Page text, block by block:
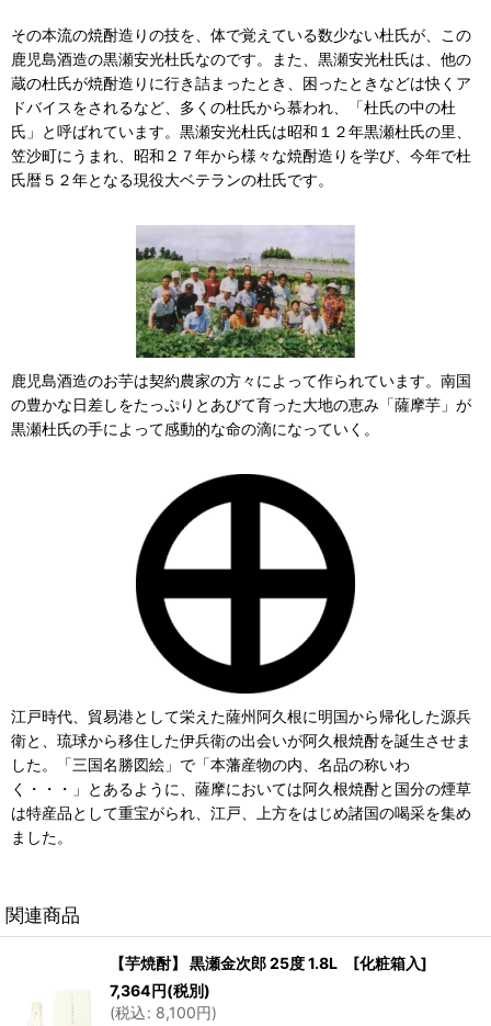
その本流の焼酎造りの技を、体で覚えている数少ない杜氏が、この
鹿児島酒造の黒瀬安光杜氏なのです。また、黒瀬安光杜氏は、他の
蔵の杜氏が焼酎造りに行き詰まったとき、困ったときなどは快くア
ドバイスをされるなど、多くの杜氏から慕われ、「杜氏の中の杜
氏」と呼ばれています。黒瀬安光杜氏は昭和１２年黒瀬杜氏の里、
笠沙町にうまれ、昭和２７年から様々な焼酎造りを学び、今年で杜
氏暦５２年となる現役大ベテランの杜氏です。
鹿児島酒造のお芋は契約農家の方々によって作られています。南国
の豊かな日差しをたっぷりとあびて育った大地の恵み「薩摩芋」が
黒瀬杜氏の手によって感動的な命の滴になっていく。
江戸時代、貿易港として栄えた薩州阿久根に明国から帰化した源兵
衛と、琉球から移住した伊兵衛の出会いが阿久根焼酎を誕生させま
した。「三国名勝図絵」で「本藩産物の内、名品の称いわ
く・・・」とあるように、薩摩においては阿久根焼酎と国分の煙草
は特産品として重宝がられ、江戸、上方をはじめ諸国の喝采を集め
ました。
関連商品
【芋焼酎】 黒瀬金次郎 25度 1.8L [化粧箱入]
7,364円(税別)
(税込: 8,100円)